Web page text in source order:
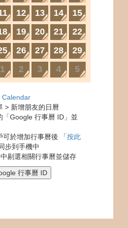
12 13 14
15
19 20 21
22
26 27 28
29
1 2 3 4 5
Calendar
> 新增朋友的日曆
「Google 行事曆 ID」並
可於增加行事曆後 「按此
步到手機中
剔選相關行事曆並儲存
行事曆 ID